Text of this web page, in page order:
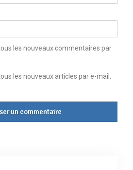
les nouveaux commentaires par
les nouveaux articles par e-mail.